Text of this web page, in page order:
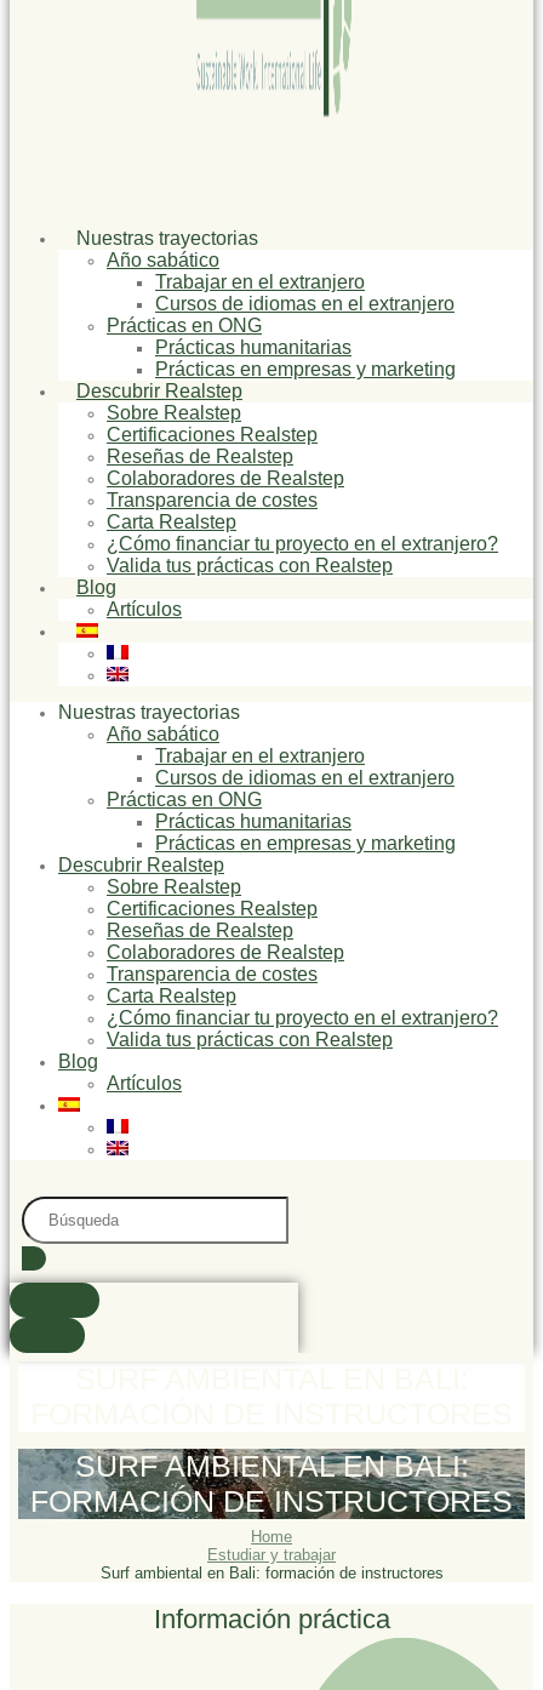
Nuestras trayectorias
Año sabático
Trabajar en el extranjero
Cursos de idiomas en el extranjero
Prácticas en ONG
Prácticas humanitarias
Prácticas en empresas y marketing
Descubrir Realstep
Sobre Realstep
Certificaciones Realstep
Reseñas de Realstep
Colaboradores de Realstep
Transparencia de costes
Carta Realstep
¿Cómo financiar tu proyecto en el extranjero?
Valida tus prácticas con Realstep
Blog
Artículos
Nuestras trayectorias
Año sabático
Trabajar en el extranjero
Cursos de idiomas en el extranjero
Prácticas en ONG
Prácticas humanitarias
Prácticas en empresas y marketing
Descubrir Realstep
Sobre Realstep
Certificaciones Realstep
Reseñas de Realstep
Colaboradores de Realstep
Transparencia de costes
Carta Realstep
¿Cómo financiar tu proyecto en el extranjero?
Valida tus prácticas con Realstep
Blog
Artículos
Search
...
SURF AMBIENTAL EN BALI:
FORMACIÓN DE INSTRUCTORES
Home
Estudiar y trabajar
Surf ambiental en Bali: formación de instructores
Información práctica